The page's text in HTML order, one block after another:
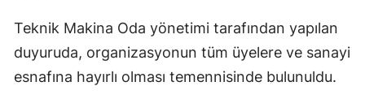
Teknik Makina Oda yönetimi tarafından yapılan
duyuruda, organizasyonun tüm üyelere ve sanayi
esnafına hayırlı olması temennisinde bulunuldu.